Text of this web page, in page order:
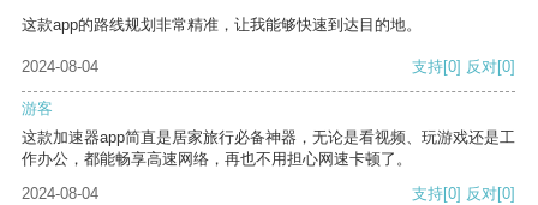
这款app的路线规划非常精准，让我能够快速到达目的地。
2024-08-04 支持[0] 反对[0]
游客
这款加速器app简直是居家旅行必备神器，无论是看视频、玩游戏还是工
作办公，都能畅享高速网络，再也不用担心网速卡顿了。
2024-08-04
支持[0] 反对[0]